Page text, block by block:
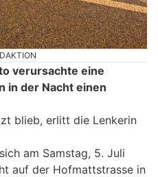
verursachte eine
in der Nacht einen
blieb, erlitt die Lenkerin
am Samstag, 5. Juli
auf der Hofmattstrasse in